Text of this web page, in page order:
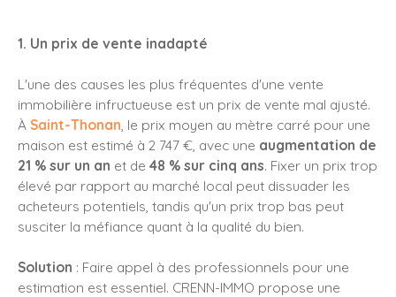
1. Un prix de vente inadapté
L'une des causes les plus fréquentes d'une vente
immobilière infructueuse est un prix de vente mal ajusté.
À Saint-Thonan , le prix moyen au mètre carré pour une
maison est estimé à 2 747 €, avec une augmentation de
21 % sur un an et de 48 % sur cinq ans. Fixer un prix trop
élevé par rapport au marché local peut dissuader les
acheteurs potentiels, tandis qu'un prix trop bas peut
susciter la méfiance quant à la qualité du bien.
Solution : Faire appel à des professionnels pour une
estimation est essentiel. CRENN-IMMO propose une